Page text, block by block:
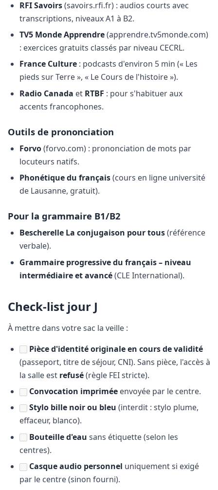
RFI Savoirs(savoirs.rfi.fr) : audios courts avec
transcriptions, niveaux A1 à B2.
TV5 Monde Apprendre(apprendre.tv5monde.com)
: exercices gratuits classés par niveau CECRL.
France Culture : podcasts d'environ 5 min (« Les
pieds sur Terre », « Le Cours de l'histoire »).
Radio Canada et RTBF : pour s'habituer aux
accents francophones.
Outils de prononciation
Forvo(forvo.com) : prononciation de mots par
locuteurs natifs.
Phonétique du français(cours en ligne université
de Lausanne, gratuit).
Pour la grammaire B1/B2
Bescherelle La conjugaison pour tous(référence
verbale).
Grammaire progressive du français – niveau
intermédiaire et avancé(CLE International).
Check-list jour J
À mettre dans votre sac la veille :
Pièce d'identité originale en cours de validité
(passeport, titre de séjour, CNI). Sans pièce, l'accès à
la salle est refusé(règle FEI stricte).
Convocation imprimée envoyée par le centre.
Stylo bille noir ou bleu (interdit : stylo plume,
effaceur, blanco).
Bouteille d'eau sans étiquette (selon les
centres).
Casque audio personnel uniquement si exigé
par le centre (sinon fourni).